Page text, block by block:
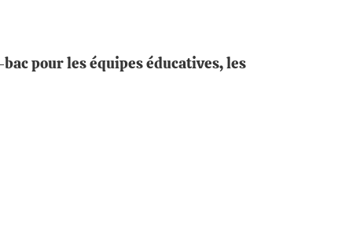
pour les équipes éducatives, les